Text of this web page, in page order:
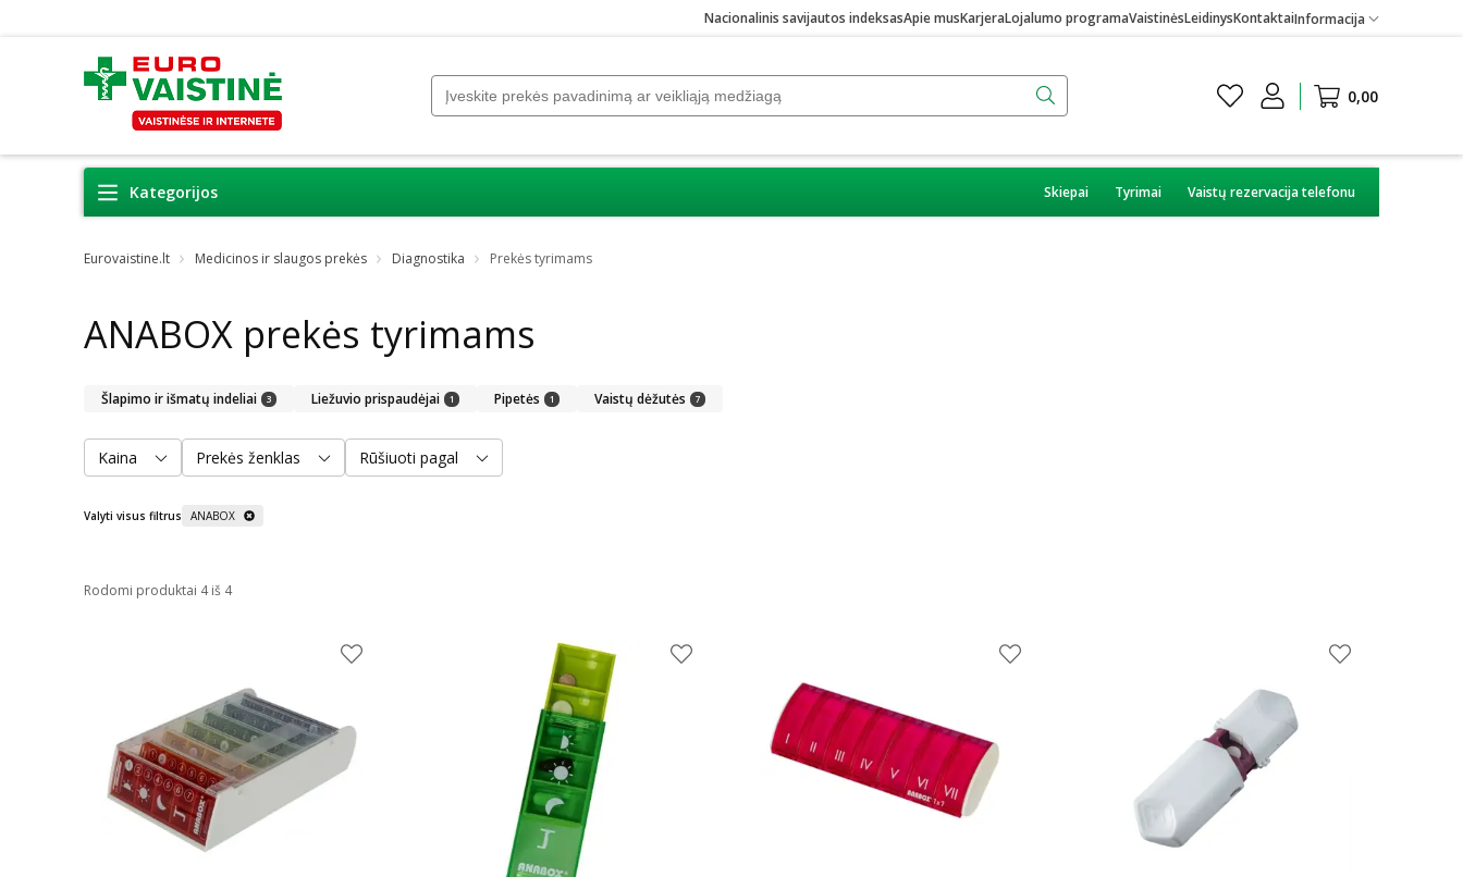
Nacionalinis savijautos indeksasApie musKarjeraLojalumo programaVaistinėsLeidinysKontaktaiInformacija
0,00
Kategorijos Skiepai Tyrimai Vaistų rezervacija telefonu
Eurovaistine.lt Medicinos ir slaugos prekės Diagnostika Prekės tyrimams
ANABOX prekės tyrimams
Šlapimo ir išmatų indeliai 3 Liežuvio prispaudėjai 1 Pipetės 1 Vaistų dėžutės 7
Kaina Prekės ženklas Rūšiuoti pagal
Valyti visus filtrus ANABOX
Rodomi produktai 4 iš 4